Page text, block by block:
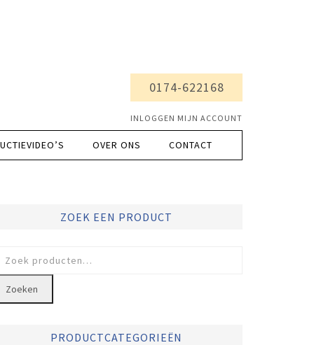
0174-622168
INLOGGEN MIJN ACCOUNT
OVER ONS CONTACT
ZOEK EEN PRODUCT
Zoeken
PRODUCTCATEGORIEËN